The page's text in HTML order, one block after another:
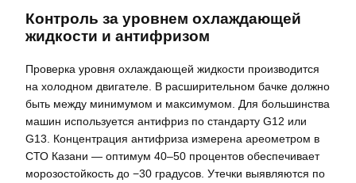
Контроль за уровнем охлаждающей
жидкости и антифризом
Проверка уровня охлаждающей жидкости производится
на холодном двигателе. В расширительном бачке должно
быть между минимумом и максимумом. Для большинства
машин используется антифриз по стандарту G12 или
G13. Концентрация антифриза измерена ареометром в
СТО Казани — оптимум 40–50 процентов обеспечивает
морозостойкость до −30 градусов. Утечки выявляются по